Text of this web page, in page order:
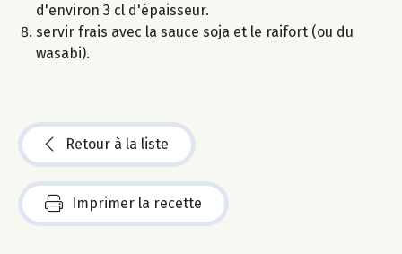
d'environ 3 cl d'épaisseur.
servir frais avec la sauce soja et le raifort (ou du
wasabi).
Retour à la liste
Imprimer la recette